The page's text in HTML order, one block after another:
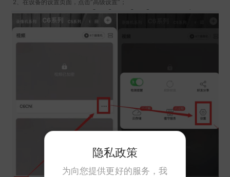
2、在设备的设置页面，点击“高级设置”；
隐私政策
为向您提供更好的服务，我